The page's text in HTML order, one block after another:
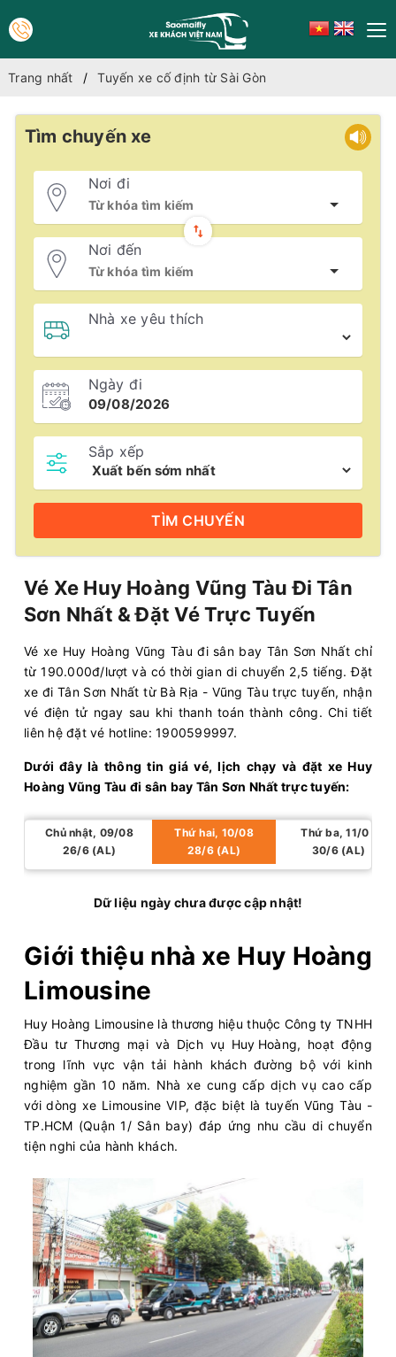
Trang nhất Tuyến xe cố định từ Sài Gòn
Tìm chuyến xe
Nơi đi
Nơi đến
Nhà xe yêu thích
Ngày đi
Sắp xếp
TÌM CHUYẾN
Vé Xe Huy Hoàng Vũng Tàu Đi Tân
Sơn Nhất & Đặt Vé Trực Tuyến
Vé xe Huy Hoàng Vũng Tàu đi sân bay Tân Sơn Nhất chỉ
từ 190.000đ/lượt và có thời gian di chuyển 2,5 tiếng. Đặt
xe đi Tân Sơn Nhất từ Bà Rịa - Vũng Tàu trực tuyến, nhận
vé điện tử ngay sau khi thanh toán thành công. Chi tiết
liên hệ đặt vé hotline: 1900599997.
Dưới đây là thông tin giá vé, lịch chạy và đặt xe Huy
Hoàng Vũng Tàu đi sân bay Tân Sơn Nhất trực tuyến:
Chủ nhật, 09/08
26/6 (AL)
Thứ hai, 10/08
28/6 (AL)
Thứ ba, 11/08
30/6 (AL)
Dữ liệu ngày chưa được cập nhật!
Giới thiệu nhà xe Huy Hoàng
Limousine
Huy Hoàng Limousine là thương hiệu thuộc Công ty TNHH
Đầu tư Thương mại và Dịch vụ Huy Hoàng, hoạt động
trong lĩnh vực vận tải hành khách đường bộ với kinh
nghiệm gần 10 năm. Nhà xe cung cấp dịch vụ cao cấp
với dòng xe Limousine VIP, đặc biệt là tuyến Vũng Tàu -
TP.HCM (Quận 1/ Sân bay) đáp ứng nhu cầu di chuyển
tiện nghi của hành khách.